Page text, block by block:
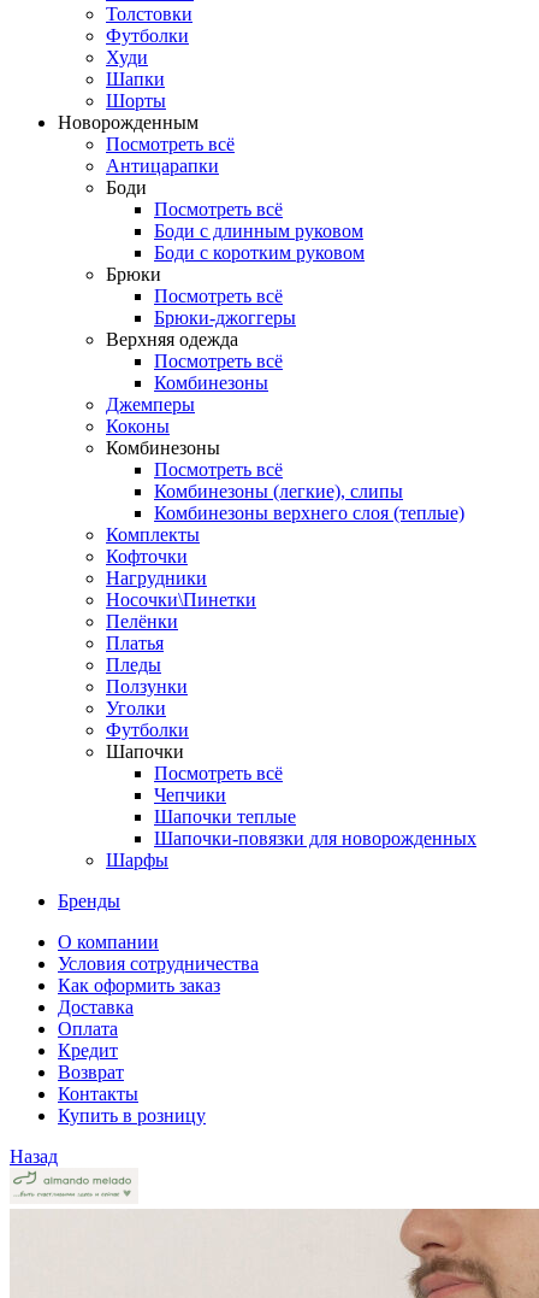
Толстовки
Футболки
Худи
Шапки
Шорты
Новорожденным
Посмотреть всё
Антицарапки
Боди
Посмотреть всё
Боди с длинным руковом
Боди с коротким руковом
Брюки
Посмотреть всё
Брюки-джоггеры
Верхняя одежда
Посмотреть всё
Комбинезоны
Джемперы
Коконы
Комбинезоны
Посмотреть всё
Комбинезоны (легкие), слипы
Комбинезоны верхнего слоя (теплые)
Комплекты
Кофточки
Нагрудники
Носочки\Пинетки
Пелёнки
Платья
Пледы
Ползунки
Уголки
Футболки
Шапочки
Посмотреть всё
Чепчики
Шапочки теплые
Шапочки-повязки для новорожденных
Шарфы
Бренды
О компании
Условия сотрудничества
Как оформить заказ
Доставка
Оплата
Кредит
Возврат
Контакты
Купить в розницу
Назад